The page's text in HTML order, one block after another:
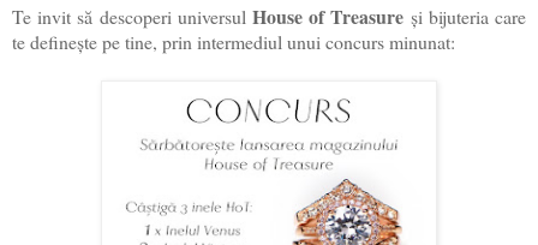
Te invit să descoperi universul House of Treasure și bijuteria care
te definește pe tine, prin intermediul unui concurs minunat: